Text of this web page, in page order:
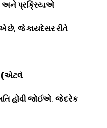
અને પ્રક્રિયાએ
છે, જે કાયદેસર રીતે
(એટલે
હોવી જોઈએ, જે દરેક